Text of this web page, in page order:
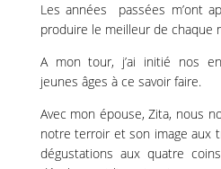
Les années passées m’ont
produire le meilleur de chaque
A mon tour, j’ai initié nos
jeunes âges à ce savoir faire.
Avec mon épouse, Zita, nous
notre terroir et son image aux
dégustations aux quatre